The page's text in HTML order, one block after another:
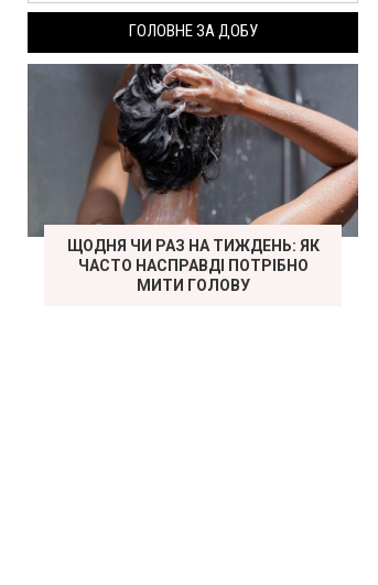
ГОЛОВНЕ ЗА ДОБУ
ЩОДНЯ ЧИ РАЗ НА ТИЖДЕНЬ: ЯК
ЧАСТО НАСПРАВДІ ПОТРІБНО
МИТИ ГОЛОВУ